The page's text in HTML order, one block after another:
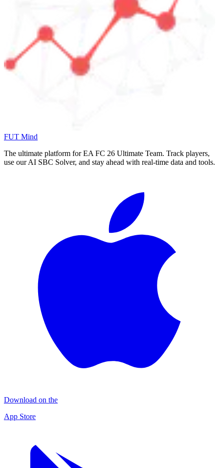
FUT Mind
The ultimate platform for EA FC 26 Ultimate Team. Track players,
use our AI SBC Solver, and stay ahead with real-time data and tools.
Download on the
App Store